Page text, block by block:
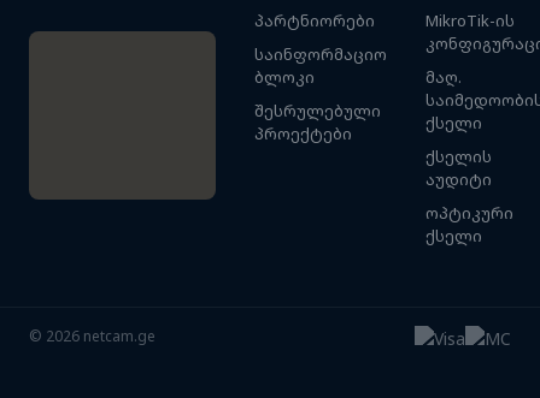
პარტნიორები
საინფორმაციო
ბლოკი
შესრულებული
პროექტები
MikroTik-ის
მაღ.
ქსელი
ქსელის
აუდიტი
ოპტიკური
ქსელი
© 2026 netcam.ge